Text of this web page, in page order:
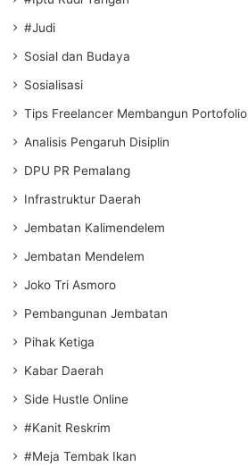
#Judi
Sosial dan Budaya
Sosialisasi
Tips Freelancer Membangun Portofolio
Analisis Pengaruh Disiplin
DPU PR Pemalang
Infrastruktur Daerah
Jembatan Kalimendelem
Jembatan Mendelem
Joko Tri Asmoro
Pembangunan Jembatan
Pihak Ketiga
Kabar Daerah
Side Hustle Online
#Kanit Reskrim
#Meja Tembak Ikan